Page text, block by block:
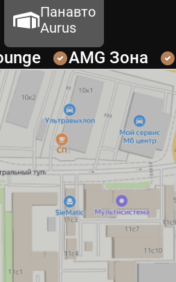
Панавто
Aurus
AMG Зона